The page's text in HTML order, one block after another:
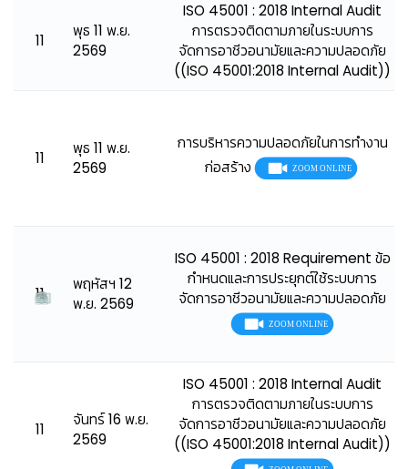
11
พุธ 11 พ.ย.
2569
ISO 45001 : 2018 Internal Audit
การตรวจติดตามภายในระบบการ
จัดการอาชีวอนามัยและความปลอดภัย
((ISO 45001:2018 Internal Audit))
11
พุธ 11 พ.ย.
2569
การบริหารความปลอดภัยในการทำงาน
ก่อสร้าง
11
พฤหัสฯ 12
พ.ย. 2569
ISO 45001 : 2018 Requirement ข้อ
กำหนดและการประยุกต์ใช้ระบบการ
จัดการอาชีวอนามัยและความปลอดภัย
11
จันทร์ 16 พ.ย.
2569
ISO 45001 : 2018 Internal Audit
การตรวจติดตามภายในระบบการ
จัดการอาชีวอนามัยและความปลอดภัย
((ISO 45001:2018 Internal Audit))